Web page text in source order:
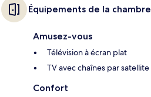
Équipements de la chambre
Amusez-vous
Télévision à écran plat
TV avec chaînes par satellite
Confort